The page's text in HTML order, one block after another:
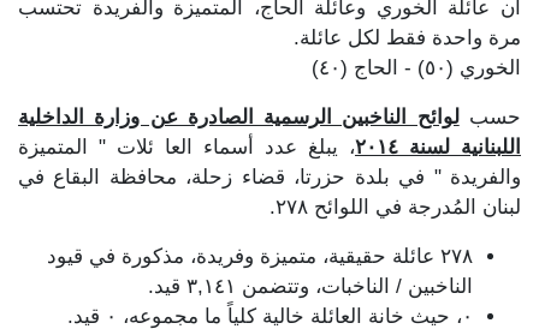
أن عائلة الخوري وعائلة الحاج، المتميزة والفريدة تحتسب
مرة واحدة فقط لكل عائلة.
الخوري (٥٠) - الحاج (٤٠)
حسبلوائح الناخبين الرسمية الصادرة عن وزارة الداخلية
اللبنانية لسنة ٢٠١٤
، يبلغ عدد أسماء العا ئلات " المتميزة
والفريدة " في بلدة حزرتا، قضاء زحلة، محافظة البقاع في
لبنان المُدرجة في اللوائح ٢٧٨.
٢٧٨ عائلة حقيقية، متميزة وفريدة، مذكورة في قيود
الناخبين / الناخبات، وتتضمن ٣,١٤١ قيد.
٠، حيث خانة العائلة خالية كلياً ما مجموعه، ٠ قيد.